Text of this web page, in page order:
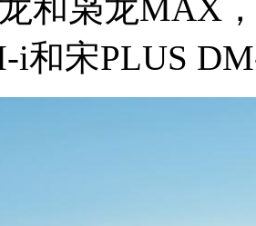
和枭龙MAX
i和宋PLUS